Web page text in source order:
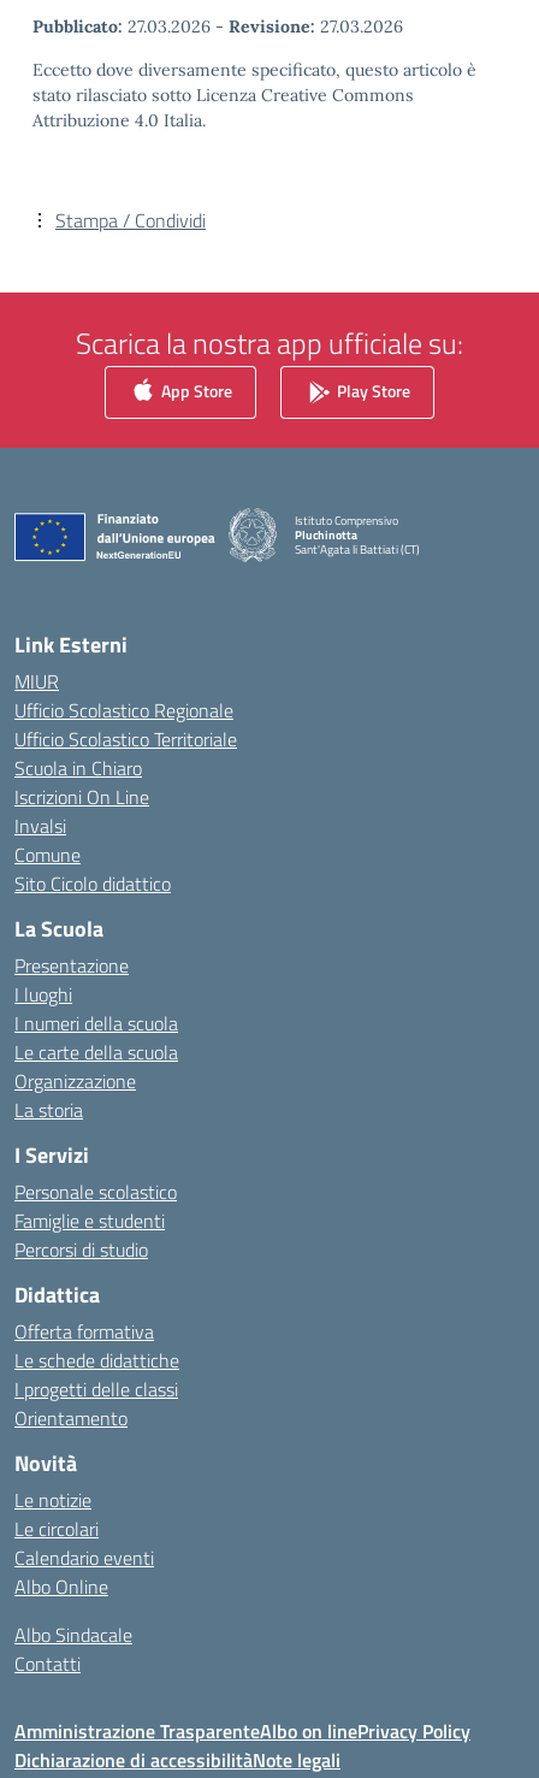
Pubblicato: 27.03.2026 - Revisione: 27.03.2026
Eccetto dove diversamente specificato, questo articolo è
stato rilasciato sotto Licenza Creative Commons
Attribuzione 4.0 Italia.
Stampa / Condividi
Scarica la nostra app ufficiale su:
App Store Play Store
Istituto Comprensivo
Pluchinotta
Sant'Agata li Battiati (CT)
— Visita la pagina iniziale della scuola
Link Esterni
MIUR
Ufficio Scolastico Regionale
Ufficio Scolastico Territoriale
Scuola in Chiaro
Iscrizioni On Line
Invalsi
Comune
Sito Cicolo didattico
La Scuola
Presentazione
I luoghi
I numeri della scuola
Le carte della scuola
Organizzazione
La storia
I Servizi
Personale scolastico
Famiglie e studenti
Percorsi di studio
Didattica
Offerta formativa
Le schede didattiche
I progetti delle classi
Orientamento
Novità
Le notizie
Le circolari
Calendario eventi
Albo Online
Albo Sindacale
Contatti
Amministrazione TrasparenteAlbo on linePrivacy Policy
Dichiarazione di accessibilitàNote legali